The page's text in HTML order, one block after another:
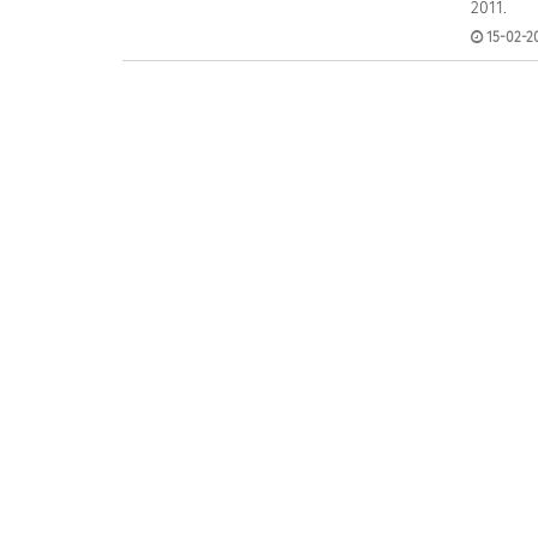
2011.
15-02-